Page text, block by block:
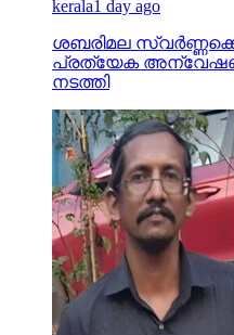
ശബരിമല
പ്രത്യേക
നടത്തി